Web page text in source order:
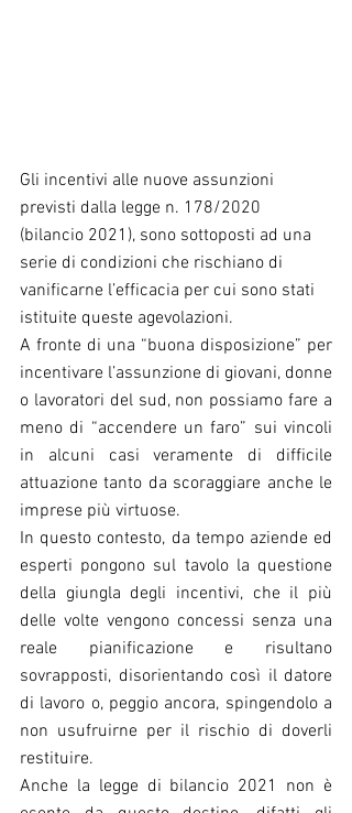
Gli incentivi alle nuove assunzioni
previsti dalla legge n. 178/2020
(bilancio 2021), sono sottoposti ad una
serie di condizioni che rischiano di
vanificarne l’efficacia per cui sono stati
istituite queste agevolazioni.
A fronte di una “buona disposizione” per
incentivare l’assunzione di giovani, donne
o lavoratori del sud, non possiamo fare a
meno di “accendere un faro” sui vincoli
in alcuni casi veramente di difficile
attuazione tanto da scoraggiare anche le
imprese più virtuose.
In questo contesto, da tempo aziende ed
esperti pongono sul tavolo la questione
della giungla degli incentivi, che il più
delle volte vengono concessi senza una
reale pianificazione e risultano
sovrapposti, disorientando così il datore
di lavoro o, peggio ancora, spingendolo a
non usufruirne per il rischio di doverli
restituire.
Anche la legge di bilancio 2021 non è